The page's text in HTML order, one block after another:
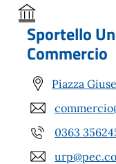
Sportello
Commercio
Piazza
0363